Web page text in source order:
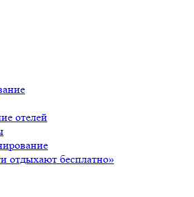
отелей
отдыхают бесплатно»